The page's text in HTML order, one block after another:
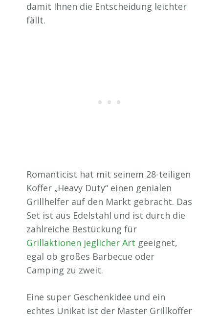
damit Ihnen die Entscheidung leichter
fällt.
Romanticist hat mit seinem 28-teiligen
Koffer „Heavy Duty“ einen genialen
Grillhelfer auf den Markt gebracht. Das
Set ist aus Edelstahl und ist durch die
zahlreiche Bestückung für
Grillaktionen jeglicher Art geeignet,
egal ob großes Barbecue oder
Camping zu zweit.
Eine super Geschenkidee und ein
echtes Unikat ist der Master Grillkoffer